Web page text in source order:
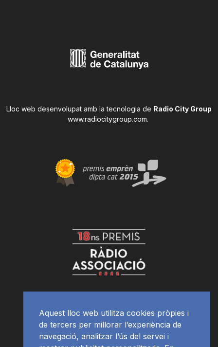
Lloc web desenvolupat amb la tecnologia de Radio City Group
www.radiocitygroup.com.
Aquest lloc web utilitza cookies pròpies i
de tercers per millorar l’experiència de
navegació, analitzar l’ús del servei i